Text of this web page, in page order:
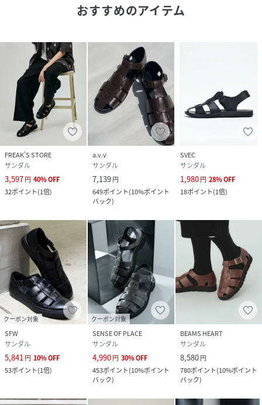
【アッパー】合成皮革(フェイクレザー)/【ソール】合成素材
レザーより「雨に強く、カビがつきにくい性質」
また、お手入れも簡単で普段使いには最適な素材です。
生産国
中国
備考
▽合成皮革特有のにおいがある場合がございます。気になる
場合は市販の消臭スプレー等を使用し陰干しして頂くことを
お勧めいたします。
▽お使いのモニターの環境により実物の商品と見た目の色に
多少違いがある場合がございます。
下さい。
▽万が一在庫切れや入荷待ちとなる場合は別途メールにてご
連絡いたします。
性別タイプ メンズ
原産国 中国
素材 【アッパー】合成皮革 / 【ソール】合成素材
サイズ
40(25.0cm)、41(25.5cm)、42(26.0cm)、
43(26.5cm)、44(27.0cm)
品番
CX2464_SPT068
おすすめのアイテム
FREAK’S STORE
サンダル
3,597円 40%OFF
32ポイント(1倍)
a.v.v
サンダル
7,139円
649ポイント(10%ポイント
バック)
SVEC
サンダル
1,980円 28%OFF
18ポイント(1倍)
クーポン対象
SFW
サンダル
5,841円 10%OFF
53ポイント(1倍)
クーポン対象
SENSE OF PLACE
サンダル
4,990円 30%OFF
453ポイント(10%ポイント
バック)
BEAMS HEART
サンダル
8,580円
780ポイント(10%ポイント
バック)